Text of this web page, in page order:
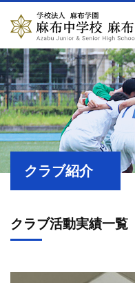
クラブ紹介
クラブ活動実績一覧